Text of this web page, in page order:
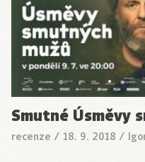
Smutné Úsměvy
recenze / 18. 9. 2018 /